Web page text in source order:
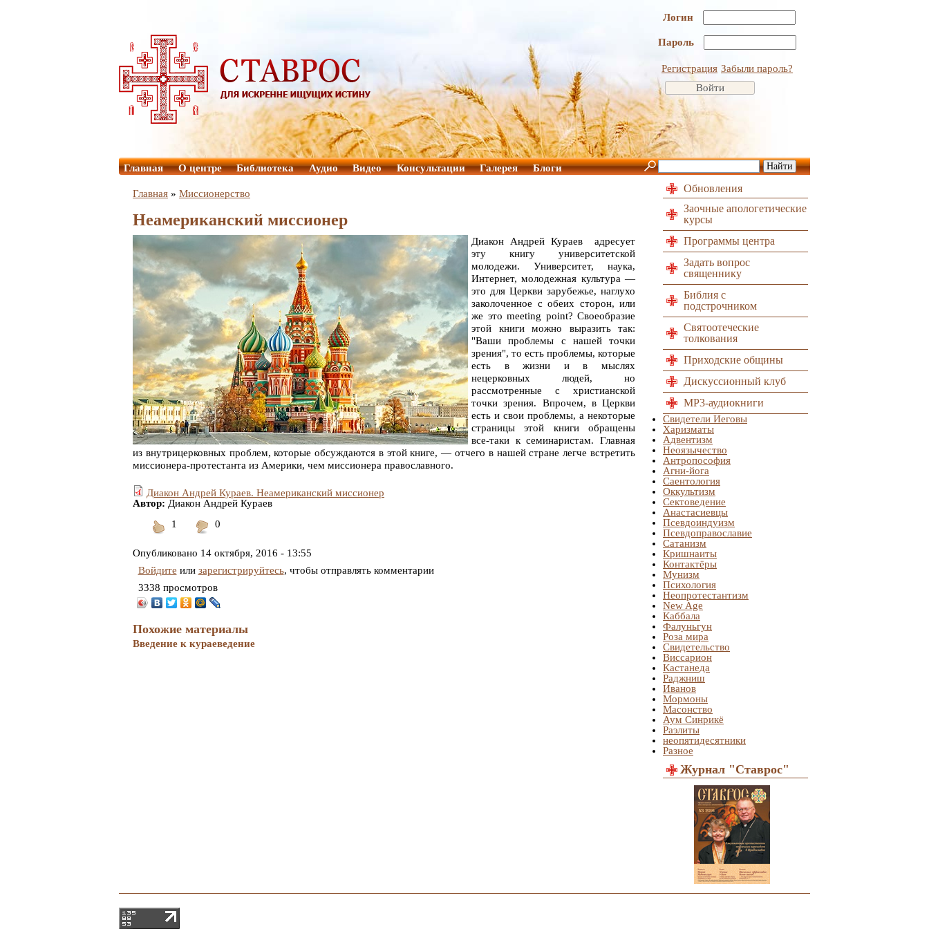
Логин
Пароль
Регистрация Забыли пароль?
Главная О центре Библиотека Аудио Видео Консультации Галерея Блоги
Главная » Миссионерство
Неамериканский миссионер
Диакон Андрей Кураев адресует
эту книгу университетской
молодежи. Университет, наука,
Интернет, молодежная культура —
это для Церкви зарубежье, наглухо
заколоченное с обеих сторон, или
же это meeting point? Своеобразие
этой книги можно выразить так:
"Ваши проблемы с нашей точки
зрения", то есть проблемы, которые
есть в жизни и в мыслях
нецерковных людей, но
рассмотренные с христианской
точки зрения. Впрочем, в Церкви
есть и свои проблемы, а некоторые
страницы этой книги обращены
все-таки к семинаристам. Главная
из внутрицерковных проблем, которые обсуждаются в этой книге, — отчего в нашей стране легче встретить
миссионера-протестанта из Америки, чем миссионера православного.
Диакон Андрей Кураев. Неамериканский миссионер
Автор: Диакон Андрей Кураев
1
понравилось
0
Опубликовано 14 октября, 2016 - 13:55
Войдите или зарегистрируйтесь, чтобы отправлять комментарии
3338 просмотров
Похожие материалы
Введение к кураеведение
Обновления
Заочные апологетические
курсы
Программы центра
Задать вопрос
священнику
Библия с
подстрочником
Святоотеческие
толкования
Приходские общины
Дискуссионный клуб
MP3-аудиокниги
Свидетели Иеговы
Харизматы
Адвентизм
Неоязычество
Антропософия
Агни-йога
Саентология
Оккультизм
Сектоведение
Анастасиевцы
Псевдоиндуизм
Псевдоправославие
Сатанизм
Кришнаиты
Контактёры
Мунизм
Психология
Неопротестантизм
New Age
Каббала
Фалуньгун
Роза мира
Свидетельство
Виссарион
Кастанеда
Раджниш
Иванов
Мормоны
Масонство
Аум Синрикё
Раэлиты
неопятидесятники
Разное
Журнал "Ставрос"